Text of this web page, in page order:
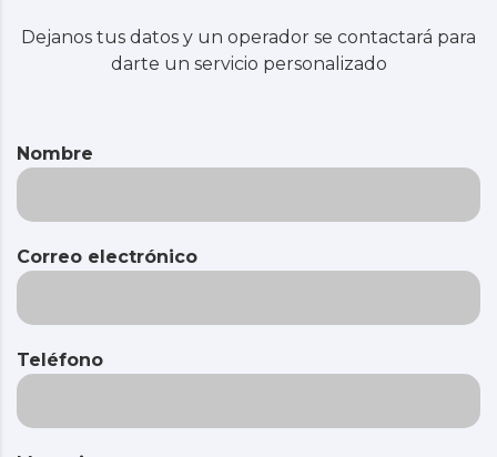
Dejanos tus datos y un operador se contactará para
darte un servicio personalizado
Nombre
Correo electrónico
Teléfono